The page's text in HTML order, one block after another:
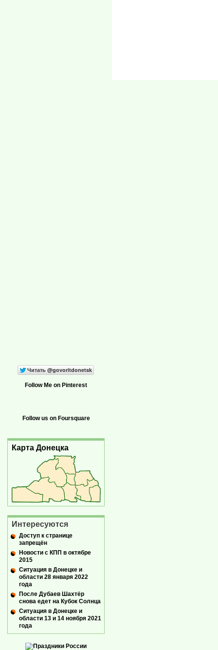
Follow Me on Pinterest
Follow us on Foursquare
Карта Донецка
Интересуются
Доступ к странице
запрещён
Новости с КПП в октябре
2015
Ситуация в Донецке и
области 28 января 2022
года
После Дубаев Шахтёр
снова едет на Кубок Солнца
Ситуация в Донецке и
области 13 и 14 ноября 2021
года